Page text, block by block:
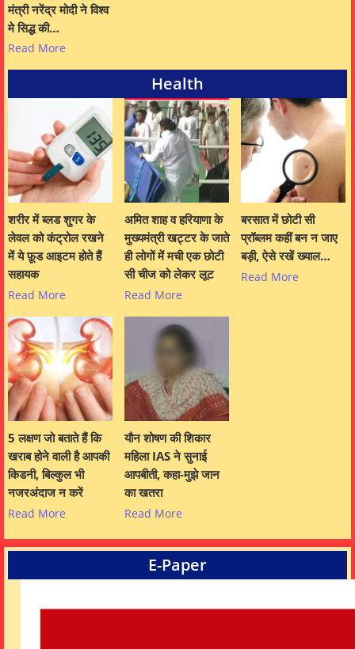
मंत्री नरेंद्र मोदी ने विश्व
मे सिद्ध की…
Read More
Health
शरीर में ब्लड शुगर के
लेवल को कंट्रोल रखने
में ये फ़ूड आइटम होते हैं
सहायक
Read More
अमित शाह व हरियाणा के
मुख्यमंत्री खट्टर के जाते
ही लोगों में मची एक छोटी
सी चीज को लेकर लूट
Read More
बरसात में छोटी सी
प्रॉब्लम कहीं बन न जाए
बड़ी, ऐसे रखें ख्याल…
Read More
5 लक्षण जो बताते हैं कि
खराब होने वाली है आपकी
किडनी, बिल्कुल भी
नजरअंदाज न करें
Read More
यौन शोषण की शिकार
महिला IAS ने सुनाई
आपबीती, कहा-मुझे जान
का खतरा
Read More
E-Paper